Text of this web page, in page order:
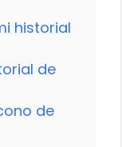
historial
de
de